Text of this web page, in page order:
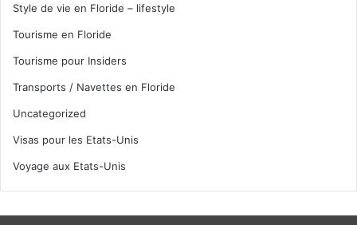
Style de vie en Floride – lifestyle
Tourisme en Floride
Tourisme pour Insiders
Transports / Navettes en Floride
Uncategorized
Visas pour les Etats-Unis
Voyage aux Etats-Unis